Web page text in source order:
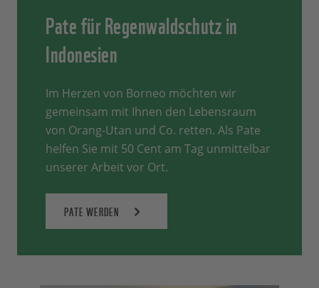
Pate für Regenwaldschutz in
Indonesien
Im Herzen von Borneo möchten wir
gemeinsam mit Ihnen den Lebensraum
von Orang-Utan und Co. retten. Als Pate
helfen Sie mit 50 Cent am Tag unmittelbar
unserer Arbeit vor Ort.
PATE WERDEN